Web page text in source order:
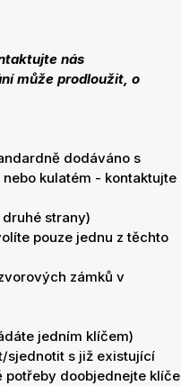
nás
může prodloužit, o
dodáváno s
kulatém - kontaktujte
druhé strany)
pouze jednu z těchto
zámků v
jedním klíčem)
sjednotit s již existující
potřeby doobjednejte klíče